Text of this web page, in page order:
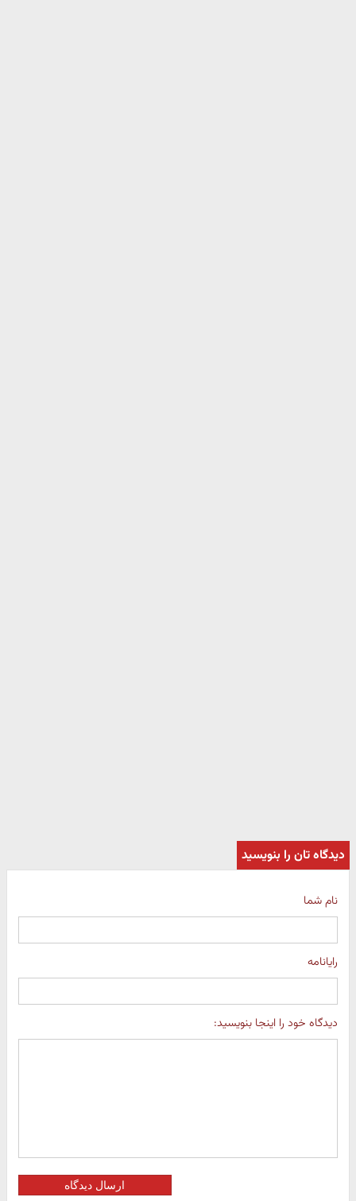
دیدگاه تان را بنویسید
نام شما
رایانامه
دیدگاه خود را اینجا بنویسید:
ارسال دیدگاه